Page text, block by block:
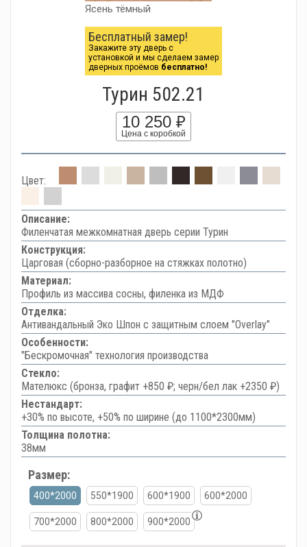
Ясень тёмный
Бесплатный замер!
Закажите эту дверь с
установкой и мы сделаем замер
дверных проёмов бесплатно!
Турин 502.21
10 250 ₽
Цена с коробкой
Цвет:
Описание:
Филенчатая межкомнатная дверь серии Турин
Конструкция:
Царговая (сборно-разборное на стяжках полотно)
Материал:
Профиль из массива сосны, филенка из МДФ
Отделка:
Антивандальный Эко Шпон с защитным слоем "Overlay"
Особенности:
"Бескромочная" технология производства
Стекло:
Мателюкс (бронза, графит +850 ₽; черн/бел лак +2350 ₽)
Нестандарт:
+30% по высоте, +50% по ширине (до 1100*2300мм)
Толщина полотна:
38мм
Размер:
400*2000 550*1900 600*1900 600*2000
700*2000 800*2000 900*2000